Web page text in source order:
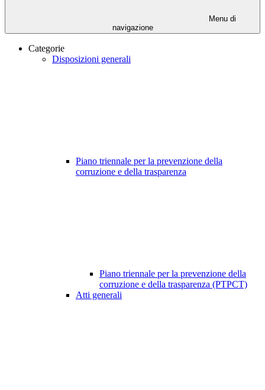
Menu di
navigazione
Categorie
Disposizioni generali
Piano triennale per la prevenzione della
corruzione e della trasparenza
Piano triennale per la prevenzione della
corruzione e della trasparenza (PTPCT)
Atti generali